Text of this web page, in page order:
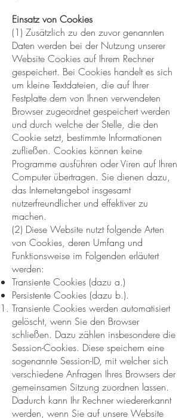
Einsatz von Cookies
(1) Zusätzlich zu den zuvor genannten
Daten werden bei der Nutzung unserer
Website Cookies auf Ihrem Rechner
gespeichert. Bei Cookies handelt es sich
um kleine Textdateien, die auf Ihrer
Festplatte dem von Ihnen verwendeten
Browser zugeordnet gespeichert werden
und durch welche der Stelle, die den
Cookie setzt, bestimmte Informationen
zufließen. Cookies können keine
Programme ausführen oder Viren auf Ihren
Computer übertragen. Sie dienen dazu,
das Internetangebot insgesamt
nutzerfreundlicher und effektiver zu
machen.
(2) Diese Website nutzt folgende Arten
von Cookies, deren Umfang und
Funktionsweise im Folgenden erläutert
werden:
Transiente Cookies (dazu a.)
Persistente Cookies (dazu b.).
Transiente Cookies werden automatisiert
gelöscht, wenn Sie den Browser
schließen. Dazu zählen insbesondere die
Session-Cookies. Diese speichern eine
sogenannte Session-ID, mit welcher sich
verschiedene Anfragen Ihres Browsers der
gemeinsamen Sitzung zuordnen lassen.
Dadurch kann Ihr Rechner wiedererkannt
werden, wenn Sie auf unsere Website